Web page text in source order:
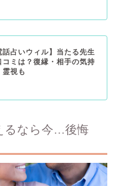
話占いウィル】当たる先生
コミは？復縁・相手の気持
霊視も
るなら今…後悔